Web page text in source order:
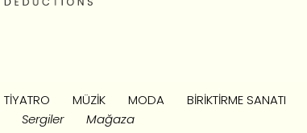
TIYATRO MÜZIK MODA
BIRIKTIRME SANATI
Sergiler Mağaza